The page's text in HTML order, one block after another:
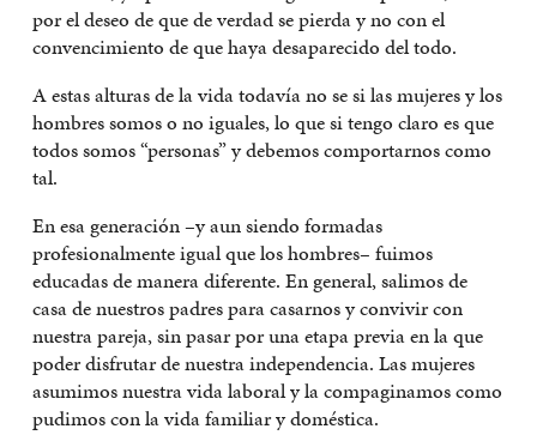
por el deseo de que de verdad se pierda y no con el
convencimiento de que haya desaparecido del todo.
A estas alturas de la vida todavía no se si las mujeres y los
hombres somos o no iguales, lo que si tengo claro es que
todos somos “personas” y debemos comportarnos como
tal.
En esa generación –y aun siendo formadas
profesionalmente igual que los hombres– fuimos
educadas de manera diferente. En general, salimos de
casa de nuestros padres para casarnos y convivir con
nuestra pareja, sin pasar por una etapa previa en la que
poder disfrutar de nuestra independencia. Las mujeres
asumimos nuestra vida laboral y la compaginamos como
pudimos con la vida familiar y doméstica.